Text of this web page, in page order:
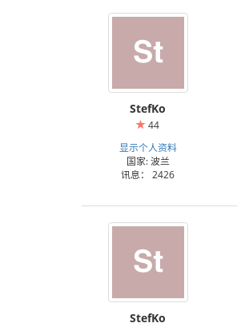
StefKo
44
显示个人资料
国家: 波兰
讯息： 2426
StefKo